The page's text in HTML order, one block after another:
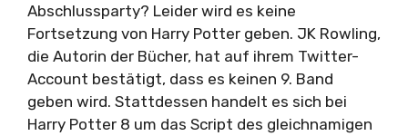
Abschlussparty? Leider wird es keine
Fortsetzung von Harry Potter geben. JK Rowling,
die Autorin der Bücher, hat auf ihrem Twitter-
Account bestätigt, dass es keinen 9. Band
geben wird. Stattdessen handelt es sich bei
Harry Potter 8 um das Script des gleichnamigen